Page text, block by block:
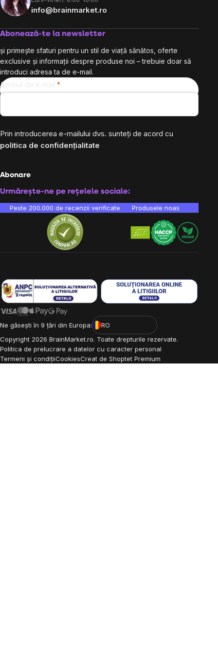
info@brainmarket.ro
Abonează-te la newsletter
și primește sfaturi pentru un stil de viață sănătos, oferte
exclusive și informații despre produse noi – trebuie doar să
introduci adresa ta de e-mail.
Adresă de e-mail
Prin introducerea e-mailului dvs. sunteți de acord cu
politica de confidențialitate
Abonare
Urmărește-ne pe rețelele sociale:
Peste 200.000 de recenzii verificate Produsele noastre sunt
Ne găsești în 9 țări din Europa:
RO
Copyright 2026 BrainMarket.ro. Toate drepturile rezervate.
Politica de prelucrare a datelor cu caracter personal
Termeni și condițiiCookiesCreat de Shoptet Premium